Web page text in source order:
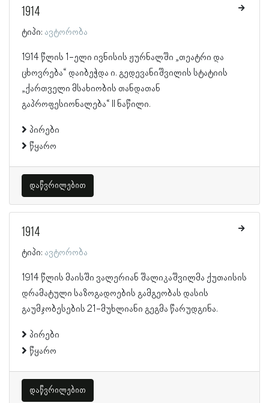
1914
ტიპი: ავტორობა
1914 წლის 1-ელი ივნისის ჟურნალში „თეატრი და
ცხოვრება“ დაიბეჭდა ი. გედევანიშვილის სტატიის
„ქართველი მსახიობის თანდათან
გაპროფესიონალება“ II ნაწილი.
პირები
წყარო
დაწვრილებით
1914
ტიპი: ავტორობა
1914 წლის მაისში ვალერიან შალიკაშვილმა ქუთაისის
დრამატული საზოგადოების გამგეობას დასის
გაუმჯობესების 21-მუხლიანი გეგმა წარუდგინა.
პირები
წყარო
დაწვრილებით